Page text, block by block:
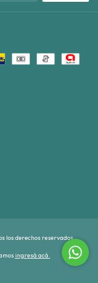
los derechos reservados.
ingresá acá.